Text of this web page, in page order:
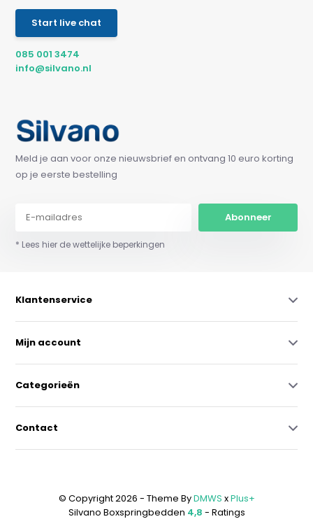
Start live chat
085 001 3474
info@silvano.nl
Meld je aan voor onze nieuwsbrief en ontvang 10 euro korting
op je eerste bestelling
Abonneer
* Lees hier de wettelijke beperkingen
Klantenservice
Mijn account
Categorieën
Contact
© Copyright 2026 - Theme ByDMWS xPlus+
Silvano Boxspringbedden 4,8 - Ratings